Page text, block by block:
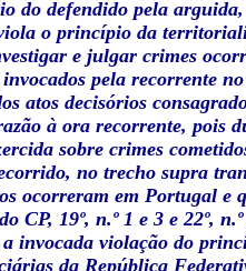
defendido pela
o princípio da
e julgar crimes
pela recorrente
atos decisórios
à ora recorrente, pois
sobre crimes
no trecho supra
ocorreram em Portugal e
CP, 19º, n.º 1 e 3 e 22º,
invocada violação do
da República